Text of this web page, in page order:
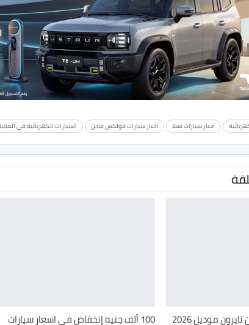
اخبار سيارات تسلا اخبار سيارات فولكس فاجن السيارات الكهربائية في ألمانيا
اطلاق فولكس فاجن تايرون موديل 2026 100 ألف جنيه إنخفاض في اسعار سيارات